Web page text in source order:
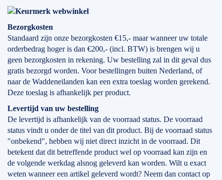
Bezorgkosten
Standaard zijn onze bezorgkosten €15,- maar wanneer uw totale
orderbedrag hoger is dan €200,- (incl. BTW) is brengen wij u
geen bezorgkosten in rekening. Uw bestelling zal in dit geval dus
gratis bezorgd worden. Voor bestellingen buiten Nederland, of
naar de Waddeneilanden kan een extra toeslag worden gerekend.
Deze toeslag is afhankelijk per product.
Levertijd van uw bestelling
De levertijd is afhankelijk van de voorraad status. De voorraad
status vindt u onder de titel van dit product. Bij de voorraad status
"onbekend", hebben wij niet direct inzicht in de voorraad. Dit
betekent dat dit betreffende product wel op voorraad kan zijn en
de volgende werkdag alsnog geleverd kan worden. Wilt u exact
weten wanneer een artikel geleverd wordt? Neem dan contact op